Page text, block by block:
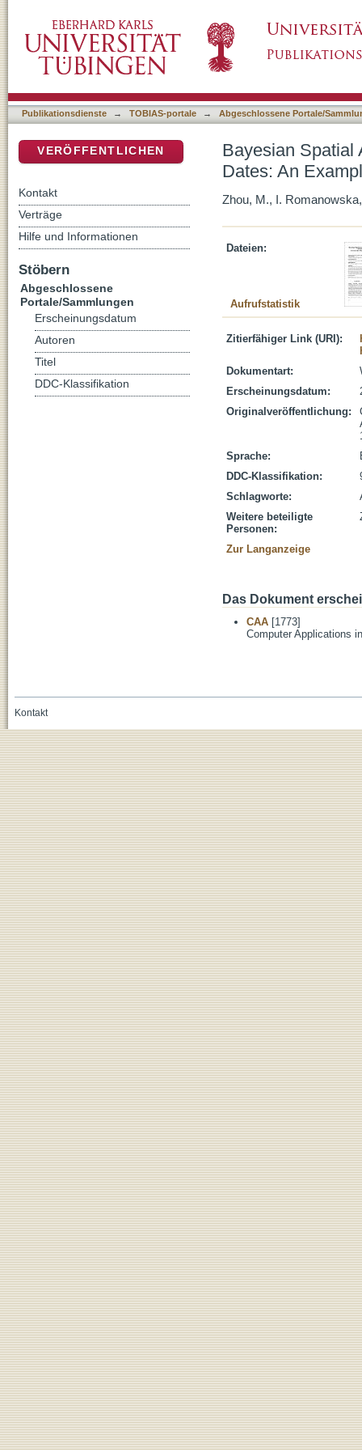
Finland 4000-3500 cal BC
Publikationsdienste → TOBIAS-portale → Abgeschlossene Portale/
Bayesian Spatial
Dates: An
Zhou, M., I.
Dateien:
Aufrufstatistik
Zitierfähiger Link (URI):
Dokumentart:
Erscheinungsdatum:
Originalveröffentlichung:
Sprache:
DDC-Klassifikation:
Schlagworte:
Weitere beteiligte
Personen:
Zur Langanzeige
Das Dokument
CAA [1773]
Computer Applications
VERÖFFENTLICHEN
Kontakt
Verträge
Hilfe und Informationen
Stöbern
Abgeschlossene
Portale/Sammlungen
Erscheinungsdatum
Autoren
Titel
DDC-Klassifikation
Kontakt